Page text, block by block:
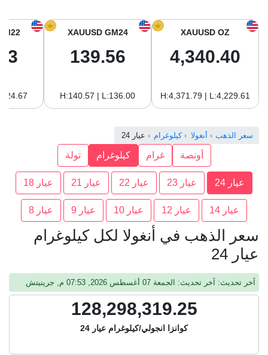
أسعار الذهب في أمريكا الجنوبية
XAUUSD OZ
4,340.40
H:4,371.79 | L:4,229.61
XAUUSD GM24
139.56
H:140.57 | L:136.00
سعر الذهب أنغولا كيلوغرام عيار 24
أونصة غرام كيلوغرام تولة
عيار 24 عيار 23 عيار 22 عيار 21 عيار 18
عيار 14 عيار 12 عيار 10 عيار 9 عيار 8
سعر الذهب في أنغولا لكل كيلوغرام
عيار 24
آخر تحديث: آخر تحديث: الجمعة 07 أغسطس 2026, 07:53 م, جرينيتش
128,298,319.25
كوانزا انجولي/كيلوغرام عيار 24